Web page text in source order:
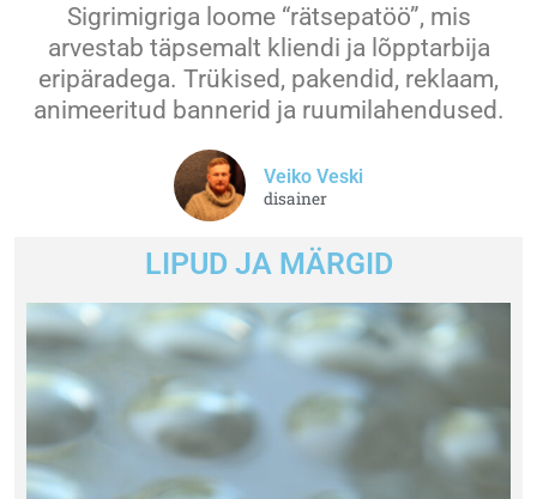
Sigrimigriga loome “rätsepatöö”, mis
arvestab täpsemalt kliendi ja lõpptarbija
eripäradega. Trükised, pakendid, reklaam,
animeeritud bannerid ja ruumilahendused.
Veiko Veski
disainer
LIPUD JA MÄRGID